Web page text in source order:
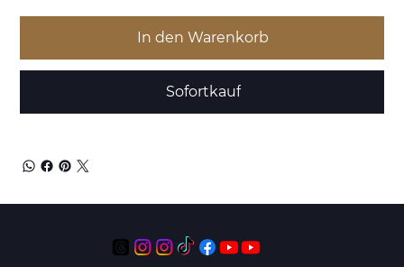
In den Warenkorb
Sofortkauf